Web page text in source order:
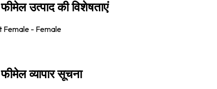
उत्पाद की विशेषताएं
Female - Female
व्यापार सूचना